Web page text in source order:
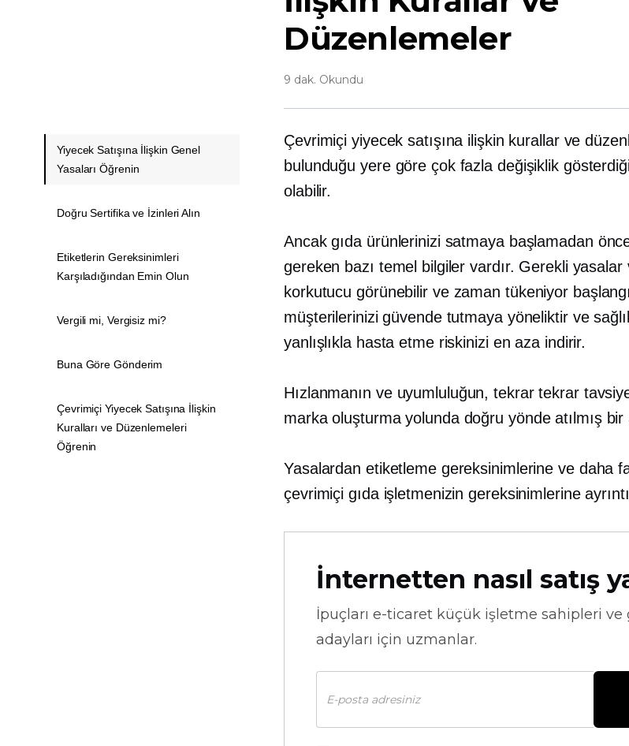
Düzenlemeler
9 dak. Okundu
Çevrimiçi yiyecek satışına ilişkin kurallar ve
bulunduğu yere göre çok fazla değişiklik
olabilir.
Ancak gıda ürünlerinizi satmaya başlamadan
gereken bazı temel bilgiler vardır. Gerekli
korkutucu görünebilir ve zaman tükeniyor
müşterilerinizi güvende tutmaya yöneliktir ve
yanlışlıkla hasta etme riskinizi en aza indirir.
Hızlanmanın ve uyumluluğun, tekrar tekrar
marka oluşturma yolunda doğru yönde atılmış bir
Yasalardan etiketleme gereksinimlerine ve daha
çevrimiçi gıda işletmenizin gereksinimlerine
İnternetten nasıl satış
İpuçları e-ticaret küçük işletme sahipleri ve
adayları için uzmanlar.
Yiyecek Satışına İlişkin Genel
Yasaları Öğrenin
Doğru Sertifika ve İzinleri Alın
Etiketlerin Gereksinimleri
Karşıladığından Emin Olun
Vergili mi, Vergisiz mi?
Buna Göre Gönderim
Çevrimiçi Yiyecek Satışına İlişkin
Kuralları ve Düzenlemeleri
Öğrenin